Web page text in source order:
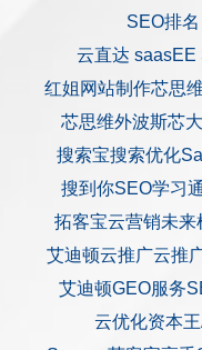
SEO排名
云直达 saasEE
红姐网站制作芯思维
芯思维外波斯芯
搜索宝搜索优化
搜到你SEO学习通
拓客宝云营销未来
艾迪顿云推广云推
艾迪顿GEO服务
云优化资本王